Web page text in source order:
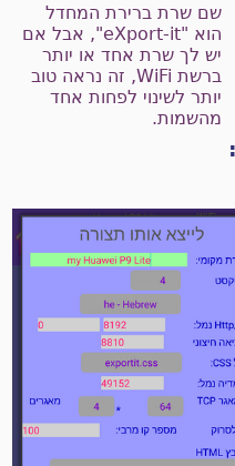
שם שרת ברירת המחדל
הוא "eXport-it", אבל אם
יש לך שרת אחד או יותר
ברשת WiFi, זה נראה טוב
יותר לשינוי לפחות אחד
מהשמות.